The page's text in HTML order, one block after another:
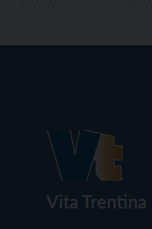
Vita Trentina